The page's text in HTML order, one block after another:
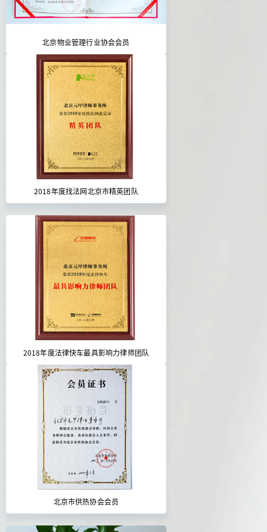
北京物业管理行业协会会员
2018年度找法网北京市精英团队
2018年度法律快车最具影响力律师团队
北京市供热协会会员